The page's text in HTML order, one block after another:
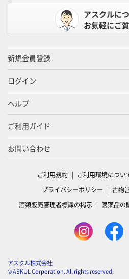
アスクルに
お気軽にご
新規会員登録
ログイン
ヘルプ
ご利用ガイド
お問い合わせ
ご利用規約 ご利用環境につい
プライバシーポリシー
古物
酒類販売管理者標識の掲示
医薬品の
アスクル株式会社
© ASKUL Corporation. All rights reserved.